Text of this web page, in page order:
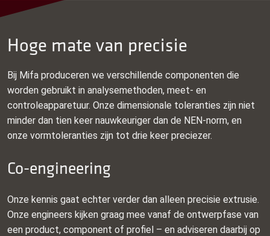
Hoge mate van precisie
Bij Mifa produceren we verschillende componenten die
worden gebruikt in analysemethoden, meet- en
controleapparetuur. Onze dimensionale toleranties zijn niet
minder dan tien keer nauwkeuriger dan de NEN-norm, en
onze vormtoleranties zijn tot drie keer preciezer.
Co-engineering
Onze kennis gaat echter verder dan alleen precisie extrusie.
Onze engineers kijken graag mee vanaf de ontwerpfase van
een product, component of profiel – en adviseren daarbij op